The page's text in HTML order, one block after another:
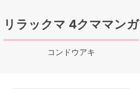
リラックマ 4クママンガ
コンドウアキ